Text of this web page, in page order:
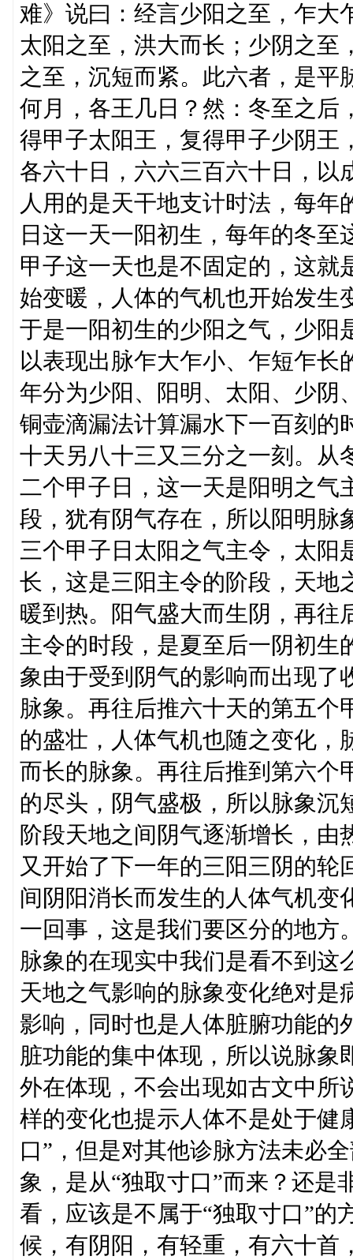
难》说曰：经言少阳之至，乍大
太阳之至，洪大而长；少阴之至
之至，沉短而紧。此六者，是平
何月，各王几日？然：冬至之后
得甲子太阳王，复得甲子少阴王
各六十日，六六三百六十日，以
人用的是天干地支计时法，每
日这一天一阳初生，每年的冬
甲子这一天也是不固定的，这就
始变暖，人体的气机也开始发生
于是一阳初生的少阳之气，少阳
以表现出脉乍大乍小、乍短乍
年分为少阳、阳明、太阳、少阴
铜壶滴漏法计算漏水下一百刻的
十天另八十三又三分之一刻。从
二个甲子日，这一天是阳明之气
段，犹有阴气存在，所以阳明脉
三个甲子日太阳之气主令，太阳
长，这是三阳主令的阶段，天地
暖到热。阳气盛大而生阴，再往
主令的时段，是夏至后一阴初生
象由于受到阴气的影响而出现了
脉象。再往后推六十天的第五个
的盛壮，人体气机也随之变化，
而长的脉象。再往后推到第六个
的尽头，阴气盛极，所以脉象沉
阶段天地之间阴气逐渐增长，由
又开始了下一年的三阳三阴的
间阴阳消长而发生的人体气机变
一回事，这是我们要区分的地方
脉象的在现实中我们是看不到这
天地之气影响的脉象变化绝对是
影响，同时也是人体脏腑功能的
脏功能的集中体现，所以说脉象
外在体现，不会出现如古文中所
样的变化也提示人体不是处于健
口”，但是对其他诊脉方法未必
象，是从“独取寸口”而来？还是
看，应该是不属于“独取寸口”的
候，有阴阳，有轻重，有六十首